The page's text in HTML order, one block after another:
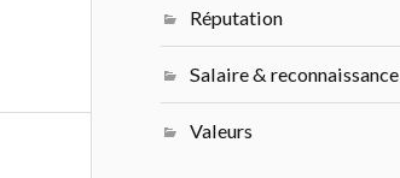
Réputation
Salaire & reconnaissance
Valeurs